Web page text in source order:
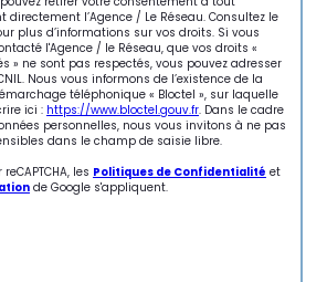
l’Agence / Le Réseau. Consultez le
plus d’informations sur vos droits. Si vous
l'Agence / le Réseau, que vos droits «
» ne sont pas respectés, vous pouvez adresser
Nous vous informons de l’existence de la
téléphonique « Bloctel », sur laquelle
ici : https://www.bloctel.gouv.fr. Dans le cadre
personnelles, nous vous invitons à ne pas
dans le champ de saisie libre.
les Politiques de Confidentialité et
de Google s'appliquent.